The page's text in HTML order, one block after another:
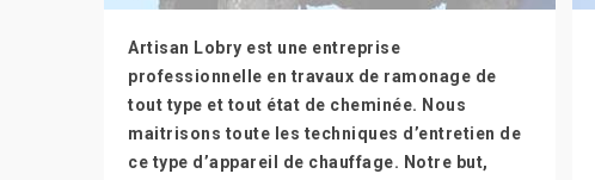
Artisan Lobry est une entreprise
professionnelle en travaux de ramonage de
tout type et tout état de cheminée. Nous
maitrisons toute les techniques d’entretien de
ce type d’appareil de chauffage. Notre but,